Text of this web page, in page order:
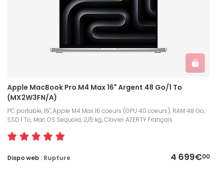
Apple MacBook Pro M4 Max 16" Argent 48 Go/1 To
(MX2W3FN/A)
PC portable, 16", Apple M4 Max 16 coeurs (GPU 40 coeurs), RAM 48 Go,
SSD 1 To, Mac OS Sequoia, 2,15 kg, Clavier AZERTY Français
4 699€00
Dispo web : Rupture